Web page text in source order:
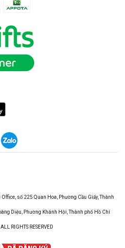
số 225 Quan Hoa, Phường Cầu Giấy, Thành
Diệu, Phường Khánh Hội, Thành phố Hồ Chí
RIGHTS RESERVED